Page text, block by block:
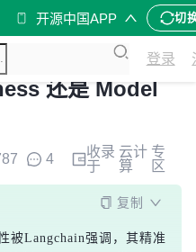
开源中国APP 切
登录
还是 Model
4
收录
于
云计
算
专
区
复制
被Langchain强调，其精准